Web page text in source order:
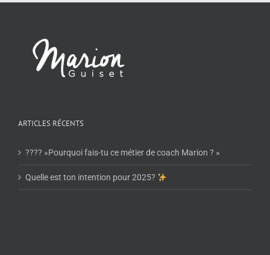
ARTICLES RÉCENTS
???? »Pourquoi fais-tu ce métier de coach Marion ? »
Quelle est ton intention pour 2025?